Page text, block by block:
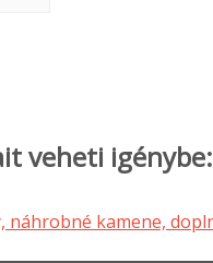
veheti igénybe: